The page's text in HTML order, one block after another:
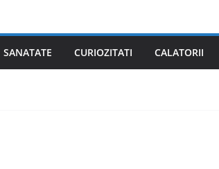
SANATATE CURIOZITATI CALATORII